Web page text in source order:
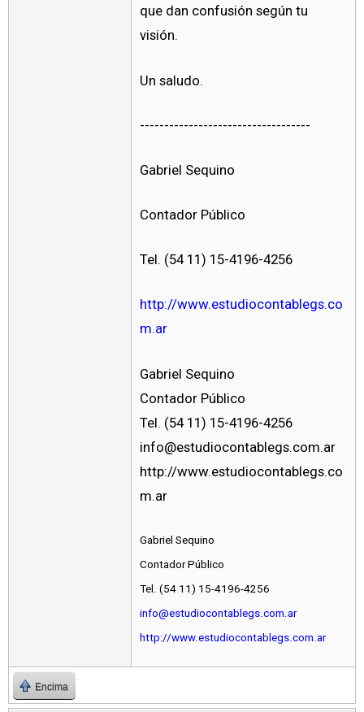
que dan confusión según tu
visión.
Un saludo.
-----------------------------------
Gabriel Sequino
Contador Público
Tel. (54 11) 15-4196-4256
http://www.estudiocontablegs.co
m.ar
Gabriel Sequino
Contador Público
Tel. (54 11) 15-4196-4256
info@estudiocontablegs.com.ar
http://www.estudiocontablegs.co
m.ar
Gabriel Sequino
Contador Público
Tel. (54 11) 15-4196-4256
info@estudiocontablegs.com.ar
http://www.estudiocontablegs.com.ar
Encima